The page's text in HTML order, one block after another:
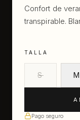
Confort de
transpirable.
TALLA
S M
Pago seguro